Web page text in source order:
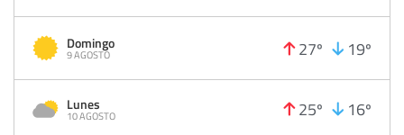
Domingo
9 AGOSTO 27º 19º
Lunes
10 AGOSTO 25º 16º